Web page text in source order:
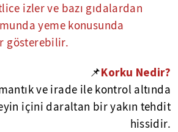
izler ve bazı gıdalardan
yeme konusunda
gösterebilir.
📌Korku Nedir?
ve irade ile kontrol altında
içini daraltan bir yakın tehdit
hissidir.